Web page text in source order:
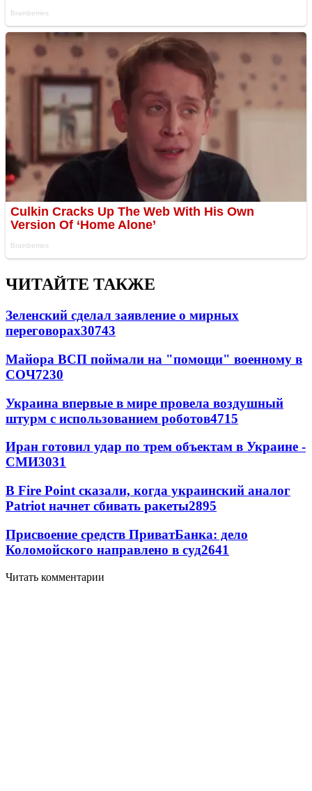
ЧИТАЙТЕ ТАКЖЕ
Зеленский сделал заявление о мирных
переговорах30743
Майора ВСП поймали на "помощи" военному в
СОЧ7230
Украина впервые в мире провела воздушный
штурм с использованием роботов4715
Иран готовил удар по трем объектам в Украине -
СМИ3031
В Fire Point сказали, когда украинский аналог
Patriot начнет сбивать ракеты2895
Присвоение средств ПриватБанка: дело
Коломойского направлено в суд2641
Читать комментарии